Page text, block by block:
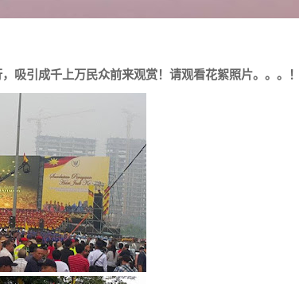
吸引成千上万民众前来观赏！请观看花絮照片。。。！